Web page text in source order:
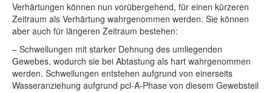
Verhärtungen können nun vorübergehend, für einen kürzeren
Zeitraum als Verhärtung wahrgenommen werden. Sie können
aber auch für längeren Zeitraum bestehen:
– Schwellungen mit starker Dehnung des umliegenden
Gewebes, wodurch sie bei Abtastung als hart wahrgenommen
werden. Schwellungen entstehen aufgrund von einerseits
Wasseranziehung aufgrund pcl-A-Phase von diesem Gewebsteil